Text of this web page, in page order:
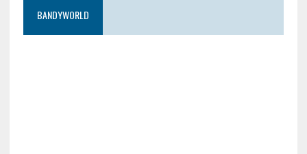
BANDYWORLD